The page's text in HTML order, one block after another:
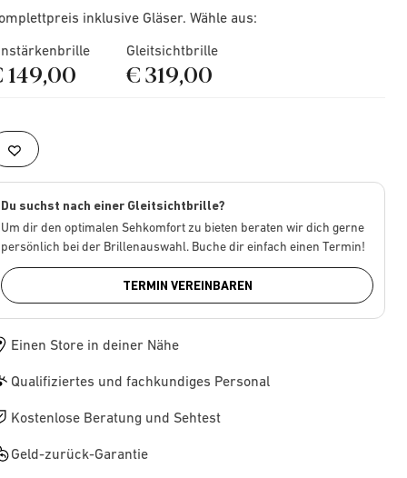
inklusive Gläser. Wähle aus:
149,00
Gleitsichtbrille
€ 319,00
Du suchst nach einer Gleitsichtbrille?
Um dir den optimalen Sehkomfort zu bieten beraten wir dich gerne
persönlich bei der Brillenauswahl. Buche dir einfach einen Termin!
TERMIN VEREINBAREN
Einen Store in deiner Nähe
Qualifiziertes und fachkundiges Personal
Kostenlose Beratung und Sehtest
Geld-zurück-Garantie